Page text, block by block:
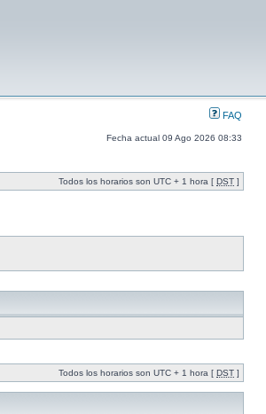
FAQ
Fecha actual 09 Ago 2026 08:33
Todos los horarios son UTC + 1 hora [ DST ]
Todos los horarios son UTC + 1 hora [ DST ]